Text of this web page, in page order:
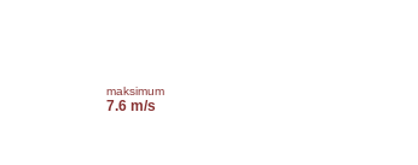
maksimum
7.6 m/s